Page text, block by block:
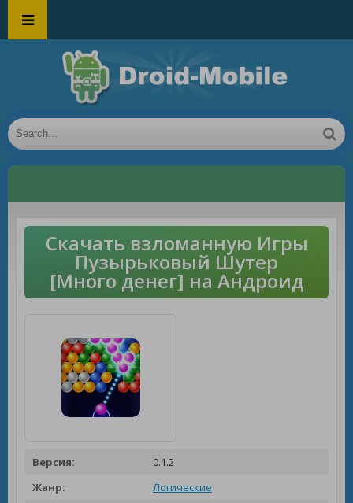
Скачать взломанную Игры
Пузырьковый Шутер
[Много денег] на Андроид
Версия:
0.1.2
Жанр:
Логические